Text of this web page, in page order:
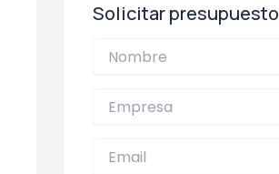
Solicitar presupuesto